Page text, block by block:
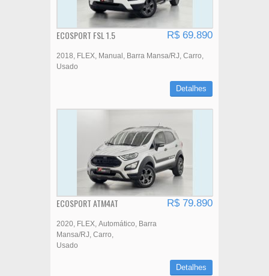
ECOSPORT FSL 1.5 R$ 69.890
2018 FLEX Manual Barra Mansa/RJ Carro
Usado
Detalhes
ECOSPORT ATM4AT R$ 79.890
2020 FLEX Automático
Barra
Mansa/RJ Carro
Usado
Detalhes